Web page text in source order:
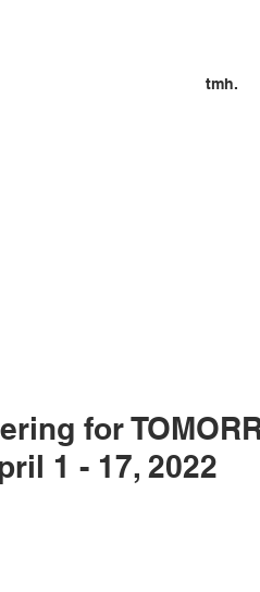
tmh.
for
1 - 17, 2022